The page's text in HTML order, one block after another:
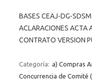
BASES CEAJ-DG-
ACLARACIONES ACTA
CONTRATO VERSION
Categoría: a) Compras
Concurrencia de Comité